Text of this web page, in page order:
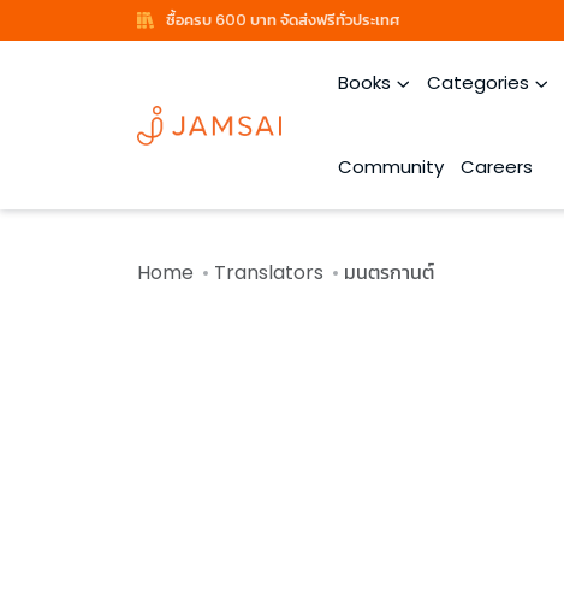
ซื้อครบ 600 บาท จัดส่งฟรีทั่วประเทศ
Books Categories
Community Careers
Home Translators มนตรกานต์